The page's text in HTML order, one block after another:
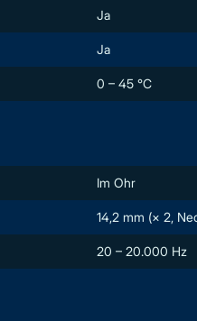
Ja
Ja
0 – 45 °C
Im Ohr
14,2 mm (× 2,
20 – 20.000 Hz